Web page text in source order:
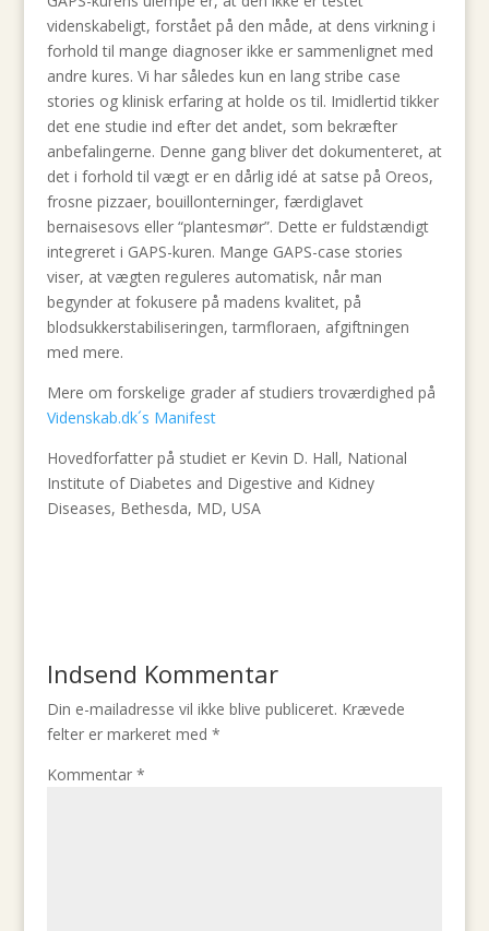
videnskabeligt, forstået på den måde, at dens virkning i
forhold til mange diagnoser ikke er sammenlignet med
andre kures. Vi har således kun en lang stribe case
stories og klinisk erfaring at holde os til. Imidlertid tikker
det ene studie ind efter det andet, som bekræfter
anbefalingerne. Denne gang bliver det dokumenteret, at
det i forhold til vægt er en dårlig idé at satse på Oreos,
frosne pizzaer, bouillonterninger, færdiglavet
bernaisesovs eller “plantesmør”. Dette er fuldstændigt
integreret i GAPS-kuren. Mange GAPS-case stories
viser, at vægten reguleres automatisk, når man
begynder at fokusere på madens kvalitet, på
blodsukkerstabiliseringen, tarmfloraen, afgiftningen
med mere.
Mere om forskelige grader af studiers troværdighed på
Videnskab.dk´s Manifest
Hovedforfatter på studiet er Kevin D. Hall, National
Institute of Diabetes and Digestive and Kidney
Diseases, Bethesda, MD, USA
Indsend Kommentar
Din e-mailadresse vil ikke blive publiceret. Krævede
felter er markeret med *
Kommentar *